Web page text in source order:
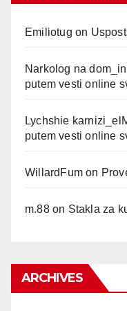
Emiliotug on
Narkolog na
putem vesti online
Lychshie
putem vesti online
WillardFum on
m.88on Stakla za
ARCHIVES